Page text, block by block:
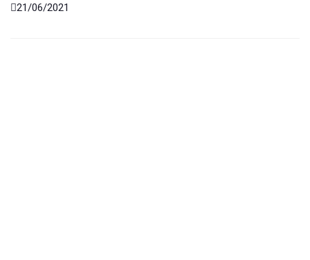
21/06/2021